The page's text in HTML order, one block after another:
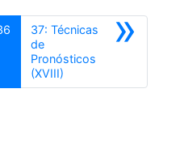
»
37: Técnicas
de
Pronósticos
(XVIII)